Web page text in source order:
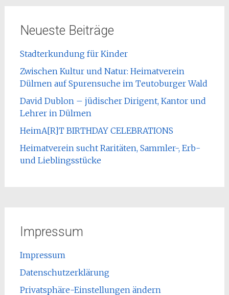
Neueste Beiträge
Stadterkundung für Kinder
Zwischen Kultur und Natur: Heimatverein
Dülmen auf Spurensuche im Teutoburger Wald
David Dublon – jüdischer Dirigent, Kantor und
Lehrer in Dülmen
HeimA[R]T BIRTHDAY CELEBRATIONS
Heimatverein sucht Raritäten, Sammler-, Erb-
und Lieblingsstücke
Impressum
Impressum
Datenschutzerklärung
Privatsphäre-Einstellungen ändern